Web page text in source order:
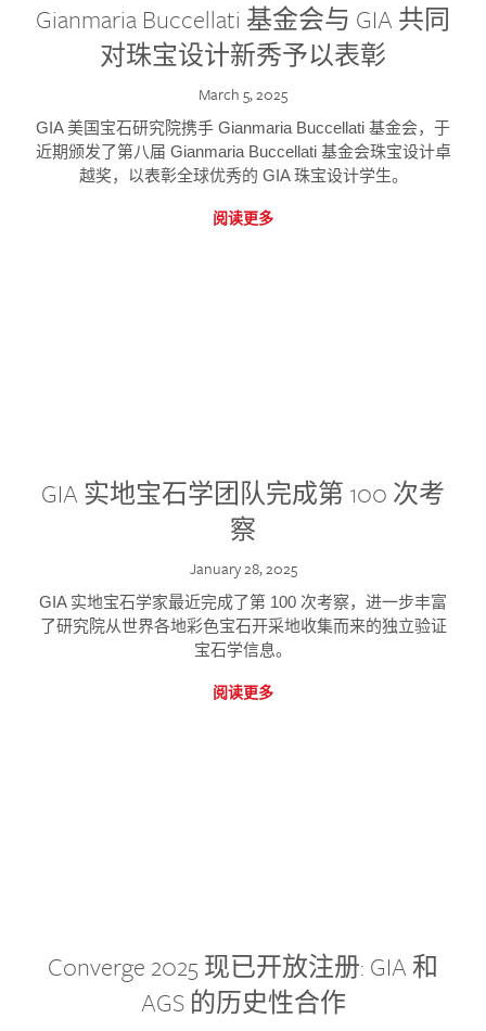
Gianmaria Buccellati 基金会与 GIA 共同
对珠宝设计新秀予以表彰
March 5, 2025
GIA 美国宝石研究院携手 Gianmaria Buccellati 基金会，于
近期颁发了第八届 Gianmaria Buccellati 基金会珠宝设计卓
越奖，以表彰全球优秀的 GIA 珠宝设计学生。
阅读更多
GIA 实地宝石学团队完成第 100 次考
察
January 28, 2025
GIA 实地宝石学家最近完成了第 100 次考察，进一步丰富
了研究院从世界各地彩色宝石开采地收集而来的独立验证
宝石学信息。
阅读更多
Converge 2025 现已开放注册: GIA 和
AGS 的历史性合作